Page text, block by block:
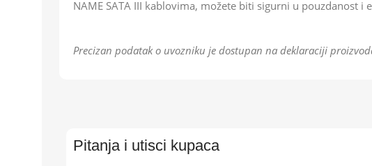
NAME SATA III kablovima, možete biti sigurni u pouzdanost
Precizan podatak o uvozniku je dostupan na deklaraciji
Pitanja i utisci kupaca